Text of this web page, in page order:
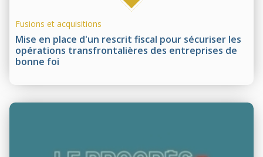
Mise en place d'un rescrit fiscal pour sécuriser les
opérations transfrontalières des entreprises de
bonne foi
Fusions et acquisitions